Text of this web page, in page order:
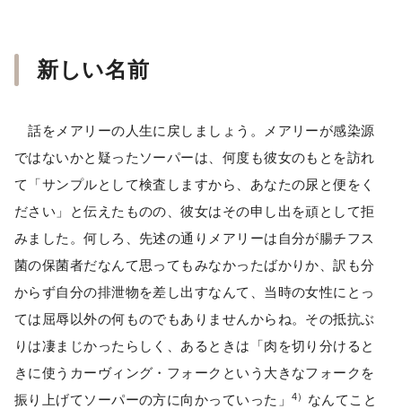
新しい名前
話をメアリーの人生に戻しましょう。メアリーが感染源
ではないかと疑ったソーパーは、何度も彼女のもとを訪れ
て「サンプルとして検査しますから、あなたの尿と便をく
ださい」と伝えたものの、彼女はその申し出を頑として拒
みました。何しろ、先述の通りメアリーは自分が腸チフス
菌の保菌者だなんて思ってもみなかったばかりか、訳も分
からず自分の排泄物を差し出すなんて、当時の女性にとっ
ては屈辱以外の何ものでもありませんからね。その抵抗ぶ
りは凄まじかったらしく、あるときは「肉を切り分けると
きに使うカーヴィング・フォークという大きなフォークを
振り上げてソーパーの方に向かっていった」
4） なんてこと